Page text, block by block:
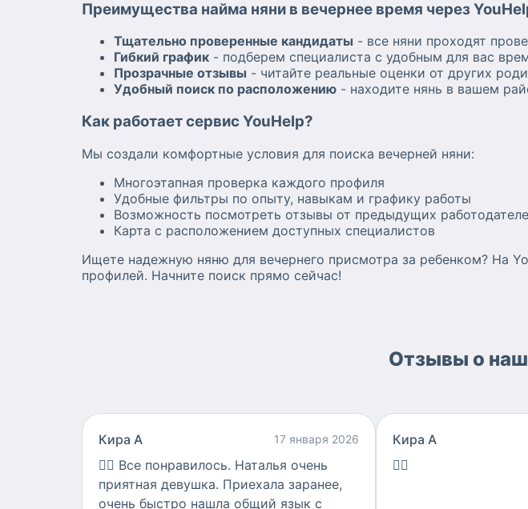
Преимущества найма няни в вечернее время через
Тщательно проверенные кандидаты - все няни проходят
Гибкий график - подберем специалиста с удобным для вас
Прозрачные отзывы - читайте реальные оценки от других
Удобный поиск по расположению - находите нянь в вашем
Как работает сервис YouHelp?
Мы создали комфортные условия для поиска вечерней няни:
Многоэтапная проверка каждого профиля
Удобные фильтры по опыту, навыкам и графику работы
Возможность посмотреть отзывы от предыдущих
Карта с расположением доступных специалистов
Ищете надежную няню для вечернего присмотра за ребенком? На
профилей. Начните поиск прямо сейчас!
Отзывы о
Кира А 17 января 2026
👍🏻 Все понравилось. Наталья очень
приятная девушка. Приехала заранее,
очень быстро нашла общий язык с
Кира А
👍🏻